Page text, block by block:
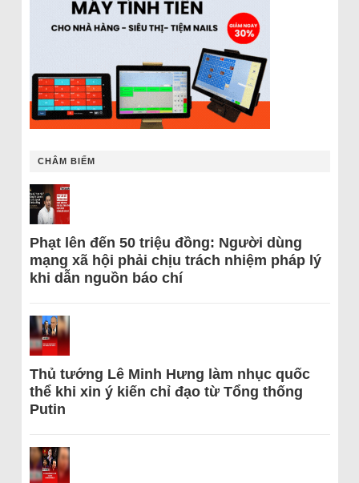
CHÂM BIẾM
Phạt lên đến 50 triệu đồng: Người dùng
mạng xã hội phải chịu trách nhiệm pháp lý
khi dẫn nguồn báo chí
Thủ tướng Lê Minh Hưng làm nhục quốc
thể khi xin ý kiến chỉ đạo từ Tổng thống
Putin